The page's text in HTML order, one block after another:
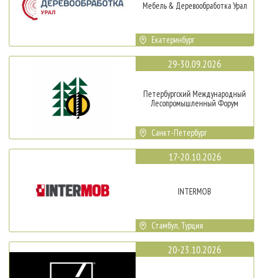
Мебель & Деревообработка Урал
Екатеринбург
29-30.09.2026
Петербургский Международный
Лесопромышленный Форум
Санкт-Петербург
17-20.10.2026
INTERMOB
Стамбул, Турция
20-23.10.2026